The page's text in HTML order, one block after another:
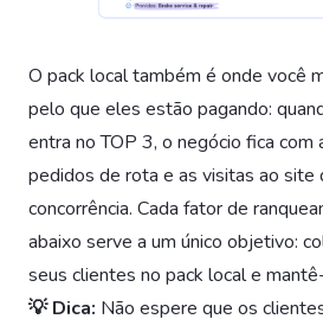
O pack local também é onde você
pelo que eles estão pagando:
entra no TOP 3, o negócio fica com
pedidos de rota e as visitas ao site
concorrência. Cada fator de
abaixo serve a um único objetivo:
seus clientes no pack local e
💡 Dica: Não espere que os